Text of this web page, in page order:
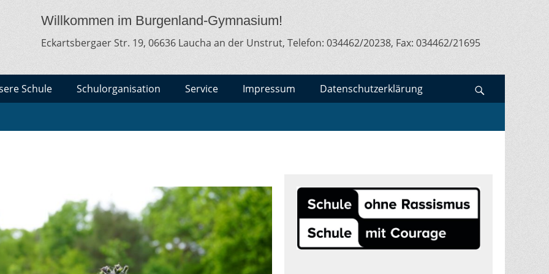
LAUCHA
Willkommen im Burgenland-Gymnasium!
Eckartsbergaer Str. 19, 06636 Laucha an der Unstrut, Telefon: 034462/20238, Fax: 034462/21695
Schule Schulorganisation Service Impressum Datenschutzerklärung